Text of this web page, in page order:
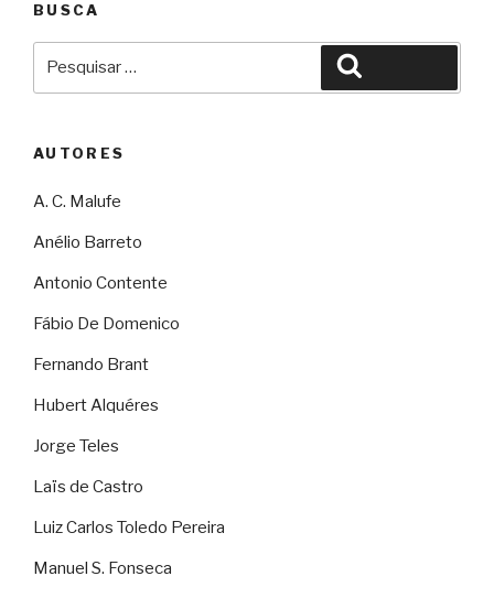
BUSCA
AUTORES
A. C. Malufe
Anélio Barreto
Antonio Contente
Fábio De Domenico
Fernando Brant
Hubert Alquéres
Jorge Teles
Laïs de Castro
Luiz Carlos Toledo Pereira
Manuel S. Fonseca